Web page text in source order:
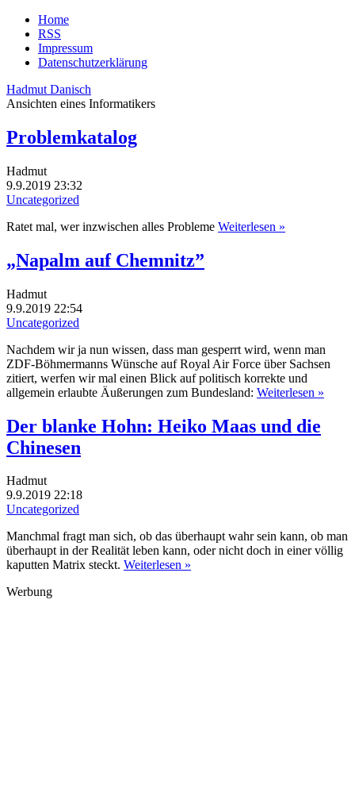
Home
RSS
Impressum
Datenschutzerklärung
Hadmut Danisch
Ansichten eines Informatikers
Problemkatalog
Hadmut
9.9.2019 23:32
Uncategorized
Ratet mal, wer inzwischen alles Probleme Weiterlesen »
„Napalm auf Chemnitz”
Hadmut
9.9.2019 22:54
Uncategorized
Nachdem wir ja nun wissen, dass man gesperrt wird, wenn man
ZDF-Böhmermanns Wünsche auf Royal Air Force über Sachsen
zitiert, werfen wir mal einen Blick auf politisch korrekte und
allgemein erlaubte Äußerungen zum Bundesland: Weiterlesen »
Der blanke Hohn: Heiko Maas und die
Chinesen
Hadmut
9.9.2019 22:18
Uncategorized
Manchmal fragt man sich, ob das überhaupt wahr sein kann, ob man
überhaupt in der Realität leben kann, oder nicht doch in einer völlig
kaputten Matrix steckt. Weiterlesen »
Werbung